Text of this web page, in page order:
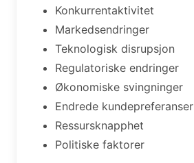
Konkurrentaktivitet
Markedsendringer
Teknologisk disrupsjon
Regulatoriske endringer
Økonomiske svingninger
Endrede kundepreferanser
Ressursknapphet
Politiske faktorer